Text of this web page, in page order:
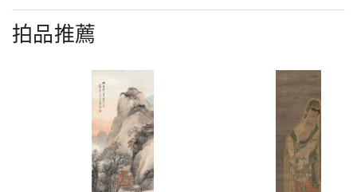
拍品推薦